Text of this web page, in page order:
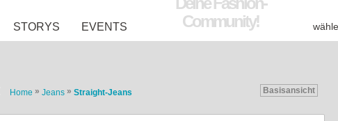
STORYS EVENTS
Home » Jeans » Straight-Jeans Basisansicht